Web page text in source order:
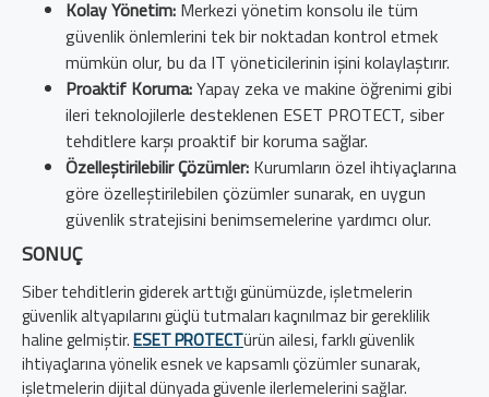
Kolay Yönetim: Merkezi yönetim konsolu ile tüm
güvenlik önlemlerini tek bir noktadan kontrol etmek
mümkün olur, bu da IT yöneticilerinin işini kolaylaştırır.
Proaktif Koruma:Yapay zeka ve makine öğrenimi gibi
ileri teknolojilerle desteklenen ESET PROTECT, siber
tehditlere karşı proaktif bir koruma sağlar.
Özelleştirilebilir Çözümler: Kurumların özel ihtiyaçlarına
göre özelleştirilebilen çözümler sunarak, en uygun
güvenlik stratejisini benimsemelerine yardımcı olur.
SONUÇ
Siber tehditlerin giderek arttığı günümüzde, işletmelerin
güvenlik altyapılarını güçlü tutmaları kaçınılmaz bir gereklilik
haline gelmiştir.ESET PROTECTürün ailesi, farklı güvenlik
ihtiyaçlarına yönelik esnek ve kapsamlı çözümler sunarak,
işletmelerin dijital dünyada güvenle ilerlemelerini sağlar.